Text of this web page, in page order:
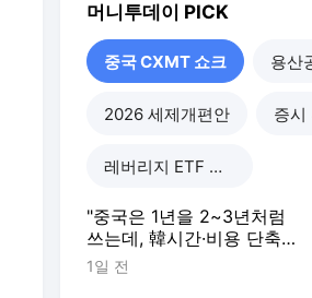
머니투데이 PICK
중국 CXMT 쇼크
2026 세제개편안
레버리지 ETF 해법은
"중국은 1년을 2~3년처럼
쓰는데, 韓시간·비용 단축
할 정책 시급"
1일 전